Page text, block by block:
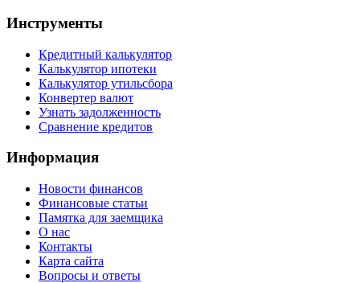
Инструменты
Кредитный калькулятор
Калькулятор ипотеки
Калькулятор утильсбора
Конвертер валют
Узнать задолженность
Сравнение кредитов
Информация
Новости финансов
Финансовые статьи
Памятка для заемщика
О нас
Контакты
Карта сайта
Вопросы и ответы